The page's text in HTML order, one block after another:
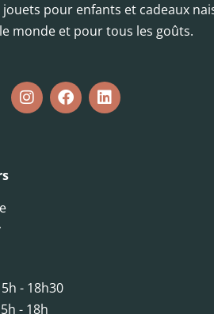
pour enfants et cadeaux
monde et pour tous les goûts.
- 18h30
- 18h